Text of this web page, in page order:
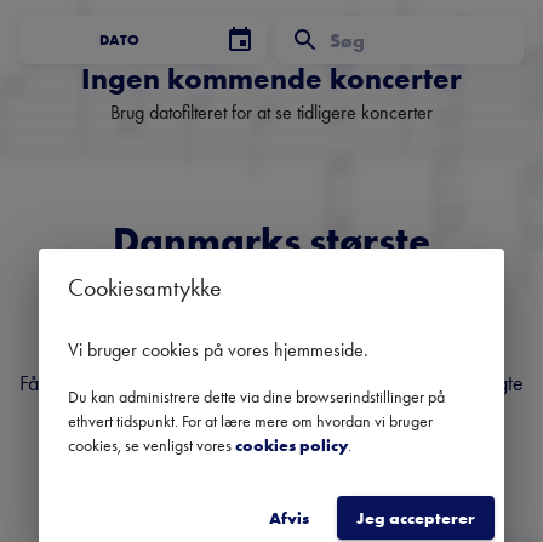
DATO
Ingen kommende koncerter
Brug datofilteret for at se tidligere koncerter
Danmarks største
nyhedsbrev om klassisk
musik
Få overblik over kommende koncerter, festivaler og udvalgte
anbefalinger fra hele landet.
Cookiesamtykke
Vi bruger cookies på vores hjemmeside.
Du kan administrere dette via dine browserindstillinger på
ethvert tidspunkt. For at lære mere om hvordan vi bruger
cookies, se venligst vorescookies policy.
Afvis Jeg accepterer